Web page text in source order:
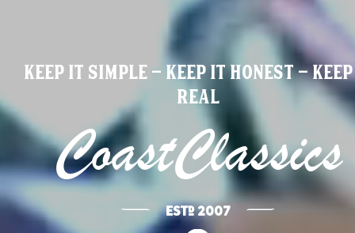
Keep it simple - keep it honest -
real
CoastClassics
¶2007